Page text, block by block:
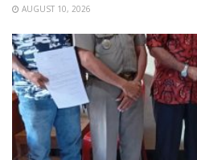
AUGUST 10, 2026